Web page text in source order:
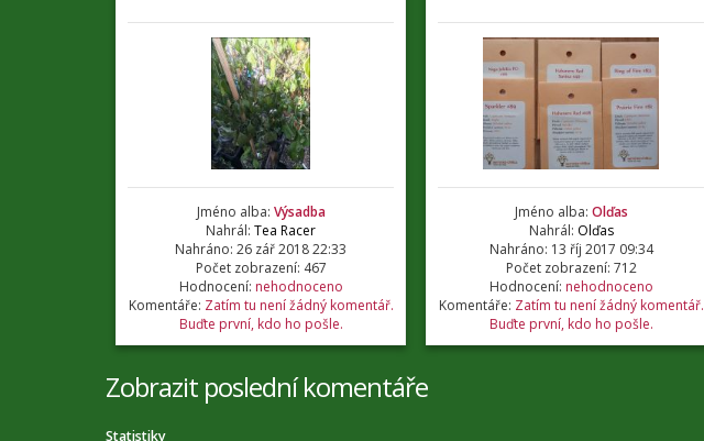
Jméno alba: Výsadba
Nahrál: Tea Racer
Nahráno: 26 zář 2018 22:33
Počet zobrazení: 467
Hodnocení: nehodnoceno
Komentáře: Zatím tu není žádný komentář.
Buďte první, kdo ho pošle.
Jméno alba: Olďas
Nahrál: Olďas
Nahráno: 13 říj 2017 09:34
Počet zobrazení: 712
Hodnocení: nehodnoceno
Komentáře: Zatím tu není žádný komentář.
Buďte první, kdo ho pošle.
Zobrazit poslední komentáře
Statistiky